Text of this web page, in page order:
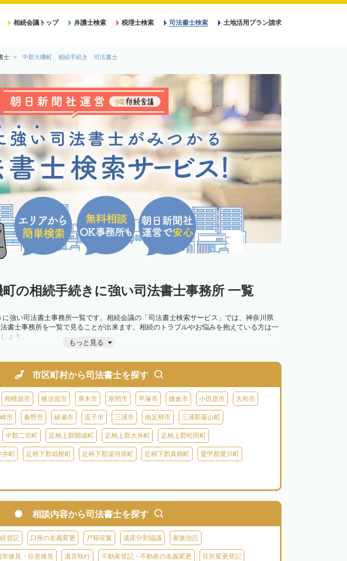
相続会議トップ 弁護士検索 税理士検索 司法書士検索 土地活用プラン請求
士 中郡大磯町 相続手続き 司法書士
の相続手続きに強い司法書士事務所 一覧
強い司法書士事務所一覧です。相続会議の「司法書士検索サービス」では、神奈川県
書士事務所を一覧で見ることが出来ます。相続のトラブルやお悩みを抱えている方は一
ょう。
もっと見る
市区町村から司法書士を探す
相模原市 横須賀市 厚木市 座間市 平塚市 鎌倉市 小田原市 大和市
市 秦野市 綾瀬市 逗子市 三浦市 南足柄市 三浦郡葉山町
中郡二宮町 足柄上郡開成町 足柄上郡大井町 足柄上郡松田町
井町 足柄下郡箱根町 足柄下郡湯河原町 足柄下郡真鶴町 愛甲郡愛川町
相談内容から司法書士を探す
登記 口座の名義変更 戸籍収集 遺産分割協議 家族信託
年後見・任意後見 遺言執行 不動産登記・不動産の名義変更 住所変更登記